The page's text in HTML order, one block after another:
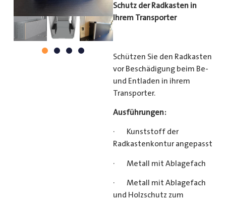
Schutz der Radkasten in
Ihrem Transporter
Schützen Sie den Radkasten
vor Beschädigung beim Be-
und Entladen in ihrem
Transporter.
Ausführungen:
· Kunststoff der
Radkastenkontur angepasst
· Metall mit Ablagefach
· Metall mit Ablagefach
und Holzschutz zum